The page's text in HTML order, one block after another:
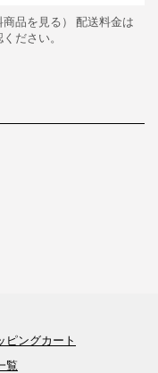
品を見る） 配送料金は
ださい。
ピングカート
覧